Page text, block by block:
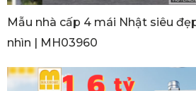
Mẫu nhà cấp 4 mái Nhật siêu
nhìn | MH03960